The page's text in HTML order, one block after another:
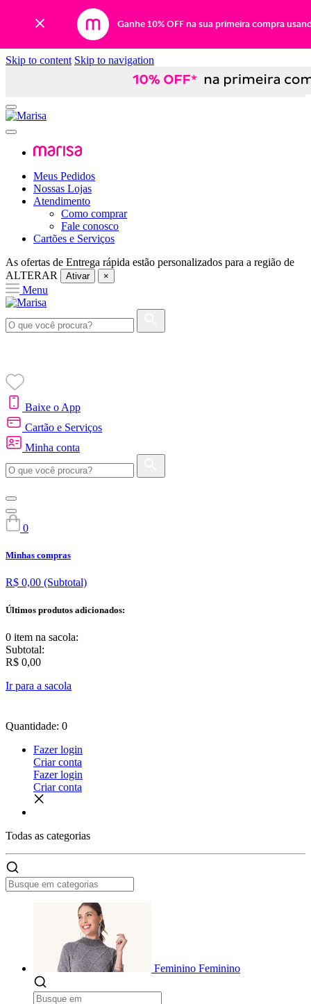
Ganhe 10% OFF na sua primeira compra
Skip to content Skip to navigation
Meus Pedidos
Nossas Lojas
Atendimento
Como comprar
Fale conosco
Cartões e Serviços
As ofertas de Entrega rápida estão personalizados para a região de
ALTERAR
Ativar ×
Menu
Baixe o App
Cartão e Serviços
Minha conta
0
Minhas compras
R$ 0,00 (Subtotal)
Últimos produtos adicionados:
0 item na sacola:
Subtotal:
R$ 0,00
Ir para a sacola
Quantidade: 0
Fazer login
Criar conta
Fazer login
Criar conta
Todas as categorias
Feminino Feminino